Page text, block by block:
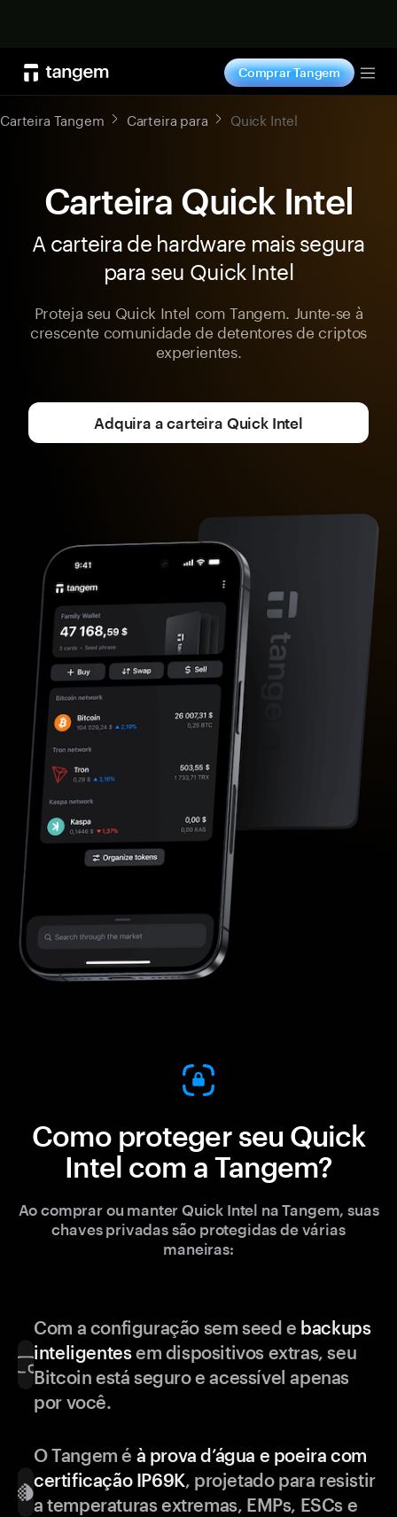
Comprar Tangem
Carteira Tangem Carteira para Quick Intel
Carteira Quick Intel
A carteira de hardware mais segura
para seu Quick Intel
Proteja seu Quick Intel com Tangem. Junte-se à
crescente comunidade de detentores de criptos
experientes.
Adquira a carteira Quick Intel
Como proteger seu Quick
Intel com a Tangem?
Ao comprar ou manter Quick Intel na Tangem, suas
chaves privadas são protegidas de várias
maneiras:
Com a configuração sem seed e backups
inteligentesem dispositivos extras, seu
Bitcoin está seguro e acessível apenas
por você.
O Tangem é à prova d’água e poeira com
certificação IP69K, projetado para resistir
a temperaturas extremas, EMPs, ESCs e